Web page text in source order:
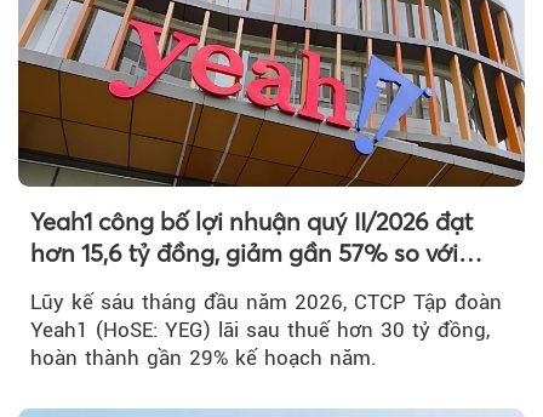
Yeah1 công bố lợi nhuận quý II/2026 đạt
hơn 15,6 tỷ đồng, giảm gần 57% so với
Lũy kế sáu tháng đầu năm 2026, CTCP Tập đoàn
Yeah1 (HoSE: YEG) lãi sau thuế hơn 30 tỷ đồng,
hoàn thành gần 29% kế hoạch năm.